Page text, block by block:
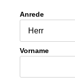
Anrede
Vorname